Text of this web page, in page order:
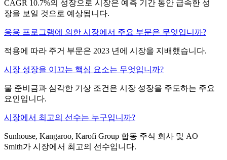
CAGR 10.7%의 성장으로 시장은 예측 기간 동안 급속한 성
장을 보일 것으로 예상됩니다.
응용 프로그램에 의한 시장에서 주요 부문은 무엇입니까?
적용에 따라 주거 부문은 2023 년에 시장을 지배했습니다.
시장 성장을 이끄는 핵심 요소는 무엇입니까?
물 준비금과 심각한 기상 조건은 시장 성장을 주도하는 주요
요인입니다.
시장에서 최고의 선수는 누구입니까?
Sunhouse, Kangaroo, Karofi Group 합동 주식 회사 및 AO
Smith가 시장에서 최고의 선수입니다.